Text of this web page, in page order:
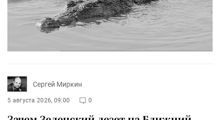
Сергей Миркин
5 августа 2026, 09:00 0